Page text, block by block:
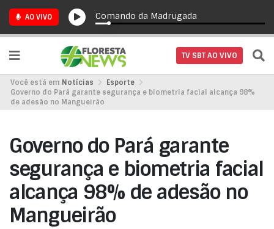
AO VIVO Comando da Madrugada
TV SBT AO VIVO
Você está em Notícias
Esporte
Governo do Pará garante segurança e biometria facial alcança 98%
de adesão no Mangueirão
Governo do Pará garante
segurança e biometria facial
alcança 98% de adesão no
Mangueirão